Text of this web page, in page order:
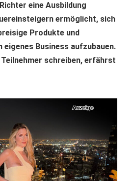
eine Ausbildung
ermöglicht, sich
Produkte und
eigenes Business aufzubauen.
schreiben, erfährst